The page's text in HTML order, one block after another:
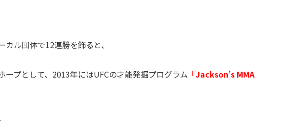
ル団体で12連勝を飾ると、
ープとして、2013年にはUFCの才能発掘プログラム 『Jackson’s MMA